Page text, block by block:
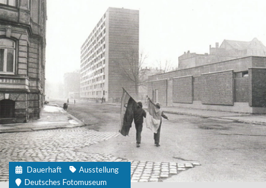
Dauerhaft
Ausstellung
Deutsches Fotomuseum